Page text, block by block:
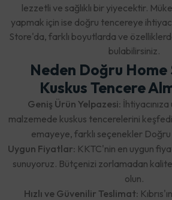
lezzetli ve sağlıklı bir yiyecektir.
yapmak için ise doğru tencereye
Store'da, farklı boyutlarda ve
bulabilirsiniz.
Neden Doğru
Kuskus Tencere
Geniş Ürün Yelpazesi:
malzemede kuskus tencerelerini
emayeye, farklı seçenekler
Uygun Fiyatlar: KKTC'nin en uygun
sunuyoruz. Bütçenizi zorlamadan
olun.
Hızlı ve Güvenilir Teslimat: